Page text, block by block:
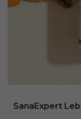
SanaExpert